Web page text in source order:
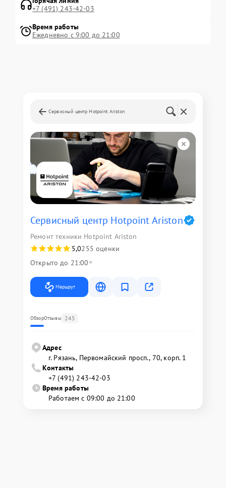
+7 (491) 243-42-03
Время работы
Ежедневно с 9:00 до 21:00
Сервисный центр Hotpoint Ariston
Сервисный центр Hotpoint Ariston
Ремонт техники Hotpoint Ariston
5,0255 оценки
Открыто до 21:00
Маршрут
ОбзорОтзывы 245
Адрес
г. Рязань, Первомайский просп., 70, корп. 1
Контакты
+7 (491) 243-42-03
Время работы
Работаем с 09:00 до 21:00